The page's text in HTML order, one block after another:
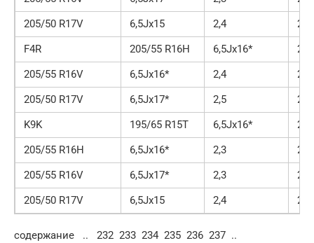
205/50 R17V
6,5Jx15 2,4
2
F4R
205/55 R16H 6,5Jx16*
2,4
205/55 R16V
6,5Jx16* 2,4
2
205/50 R17V
6,5Jx17* 2,5
2
K9K
195/65 R15T 6,5Jx16*
2,3
205/55 R16H
6,5Jx16* 2,3
2
205/55 R16V
6,5Jx17* 2,3
2
205/50 R17V
6,5Jx15 2,4 2
содержание .. 232 233 234 235 236 237 ..